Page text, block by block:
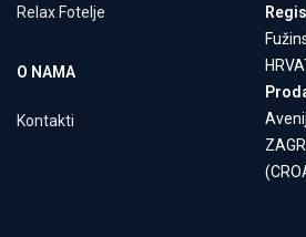
Relax Fotelje
O NAMA
Kontakti